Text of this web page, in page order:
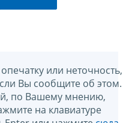
или неточность,
Вы сообщите об этом.
по Вашему мнению,
на клавиатуре